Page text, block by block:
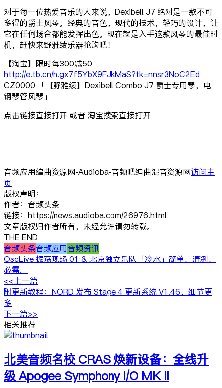
对于每一位热爱音乐的人来说，Dexibell J7 绝对是一款不可
多得的爵士风琴。经典的音色，现代的技术，轻巧的设计，让
它在任何场合都能发挥出色。现在就是入手这款风琴的最佳时
机，赶快来野雅绫乐器抢购吧！
【淘宝】限时每300减50
http://e.tb.cn/h.gx7f5YbX9FJkMaS?tk=nnsr3NoC2Ed
CZ0000 「【野雅绫】Dexibell Combo J7 爵士专用琴，电
钢琴管风琴」
点击链接直接打开 或者 淘宝搜索直接打开
音频应用编曲资源网-Audioba-音频吧编曲混音资源网访问主
页
版权声明：
作者：音频头条
链接：https://news.audioba.com/26976.html
文章版权归作者所有，未经允许请勿转载。
THE END
音频头条音频应用音频资讯
OscLive 振荡现场 01 & 北京独立乐队「冷水」简单、清冽、
必需。
<<上一篇
附更新教程：NORD 发布 Stage 4 更新系统 V1.46，细节更
多
下一篇>>
相关推荐
北美音频名校 CRAS 焕新设备：全线升
级 Apogee Symphony I/O MK II